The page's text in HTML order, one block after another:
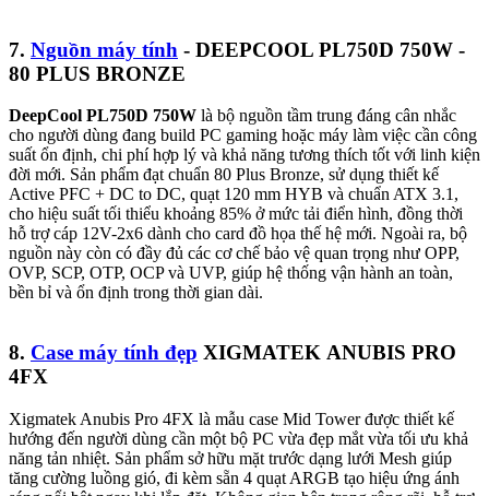
7. Nguồn máy tính - DEEPCOOL PL750D 750W -
80 PLUS BRONZE
DeepCool PL750D 750W là bộ nguồn tầm trung đáng cân nhắc
cho người dùng đang build PC gaming hoặc máy làm việc cần công
suất ổn định, chi phí hợp lý và khả năng tương thích tốt với linh kiện
đời mới. Sản phẩm đạt chuẩn 80 Plus Bronze, sử dụng thiết kế
Active PFC + DC to DC, quạt 120 mm HYB và chuẩn ATX 3.1,
cho hiệu suất tối thiểu khoảng 85% ở mức tải điển hình, đồng thời
hỗ trợ cáp 12V-2x6 dành cho card đồ họa thế hệ mới. Ngoài ra, bộ
nguồn này còn có đầy đủ các cơ chế bảo vệ quan trọng như OPP,
OVP, SCP, OTP, OCP và UVP, giúp hệ thống vận hành an toàn,
bền bỉ và ổn định trong thời gian dài.
8. Case máy tính đẹp XIGMATEK ANUBIS PRO
4FX
Xigmatek Anubis Pro 4FX là mẫu case Mid Tower được thiết kế
hướng đến người dùng cần một bộ PC vừa đẹp mắt vừa tối ưu khả
năng tản nhiệt. Sản phẩm sở hữu mặt trước dạng lưới Mesh giúp
tăng cường luồng gió, đi kèm sẵn 4 quạt ARGB tạo hiệu ứng ánh